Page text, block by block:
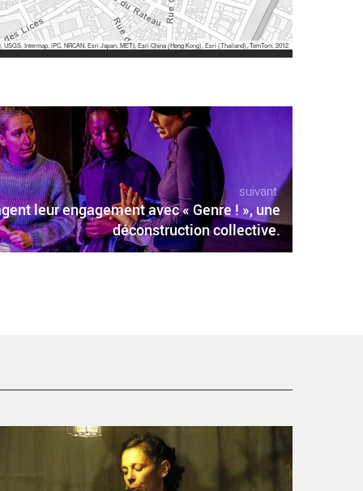
Intermap, iPC, NRCAN, Esri Japan, METI, Esri China (Hong Kong), Esri (Thailand), TomTom, 2012
suivant
leur engagement avec « Genre ! », une
déconstruction collective.
Atlan traverse son histoire familiale avec «
ou la fabrique des folles ». - Critique sortie
/ 2025 Villeneuve lez Avignon Avignon Off.
Villeneuve en Scène